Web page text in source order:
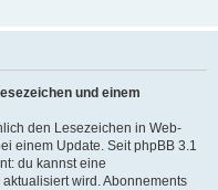
und einem
den Lesezeichen in Web-
einem Update. Seit phpBB 3.1
du kannst eine
wird. Abonnements